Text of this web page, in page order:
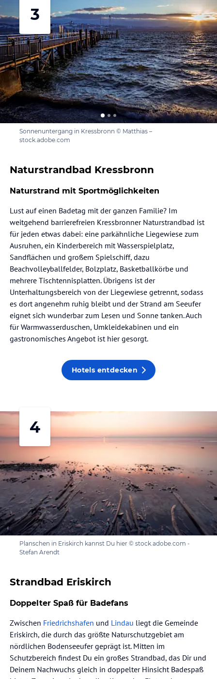
3
Sonnenuntergang in Kressbronn © Matthias –
stock.adobe.com
Naturstrandbad Kressbronn
Naturstrand mit Sportmöglichkeiten
Lust auf einen Badetag mit der ganzen Familie? Im
weitgehend barrierefreien Kressbronner Naturstrandbad ist
für jeden etwas dabei: eine parkähnliche Liegewiese zum
Ausruhen, ein Kinderbereich mit Wasserspielplatz,
Sandflächen und großem Spielschiff, dazu
Beachvolleyballfelder, Bolzplatz, Basketballkörbe und
mehrere Tischtennisplatten. Übrigens ist der
Unterhaltungsbereich von der Liegewiese getrennt, sodass
es dort angenehm ruhig bleibt und der Strand am Seeufer
eignet sich wunderbar zum Lesen und Sonne tanken. Auch
für Warmwasserduschen, Umkleidekabinen und ein
gastronomisches Angebot ist hier gesorgt.
Hotels entdecken
4
Planschen in Eriskirch kannst Du hier © stock.adobe.com -
Stefan Arendt
Strandbad Eriskirch
Doppelter Spaß für Badefans
Zwischen Friedrichshafen und Lindau liegt die Gemeinde
Eriskirch, die durch das größte Naturschutzgebiet am
nördlichen Bodenseeufer geprägt ist. Mitten im
Schutzbereich findest Du ein großes Strandbad, das Dir und
Deinem Nachwuchs gleich in doppelter Hinsicht Badespaß